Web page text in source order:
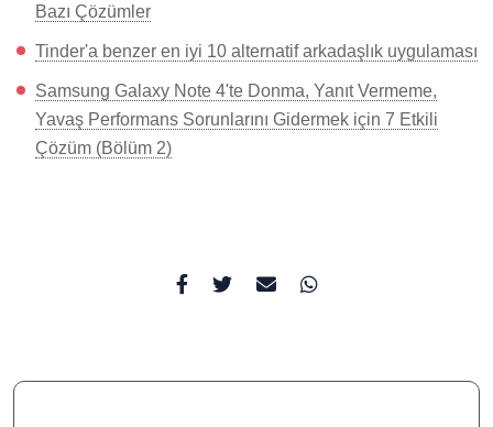
Bazı Çözümler
Tinder'a benzer en iyi 10 alternatif arkadaşlık uygulaması
Samsung Galaxy Note 4'te Donma, Yanıt Vermeme,
Yavaş Performans Sorunlarını Gidermek için 7 Etkili
Çözüm (Bölüm 2)